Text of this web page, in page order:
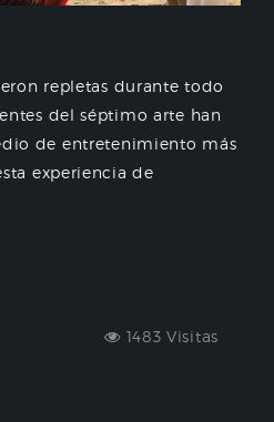
repletas durante todo
del séptimo arte han
de entretenimiento más
experiencia de
1483 Visitas